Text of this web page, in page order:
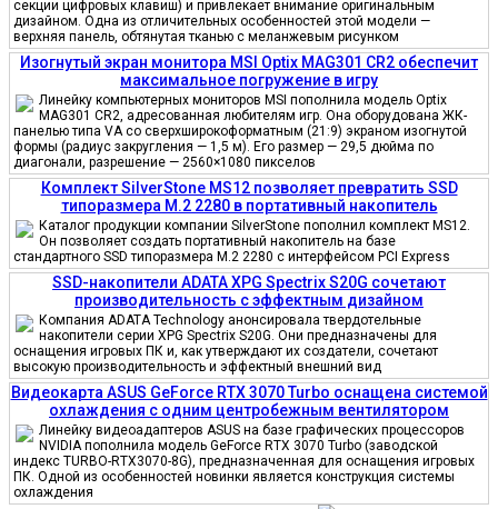
секции цифровых клавиш) и привлекает внимание оригинальным
дизайном. Одна из отличительных особенностей этой модели —
верхняя панель, обтянутая тканью с меланжевым рисунком
Изогнутый экран монитора MSI Optix MAG301 CR2 обеспечит
максимальное погружение в игру
Линейку компьютерных мониторов MSI пополнила модель Optix
MAG301 CR2, адресованная любителям игр. Она оборудована ЖК-
панелью типа VA со сверхширокоформатным (21:9) экраном изогнутой
формы (радиус закругления — 1,5 м). Его размер — 29,5 дюйма по
диагонали, разрешение — 2560×1080 пикселов
Комплект SilverStone MS12 позволяет превратить SSD
типоразмера M.2 2280 в портативный накопитель
Каталог продукции компании SilverStone пополнил комплект MS12.
Он позволяет создать портативный накопитель на базе
стандартного SSD типоразмера M.2 2280 с интерфейсом PCI Express
SSD-накопители ADATA XPG Spectrix S20G сочетают
производительность с эффектным дизайном
Компания ADATA Technology анонсировала твердотельные
накопители серии XPG Spectrix S20G. Они предназначены для
оснащения игровых ПК и, как утверждают их создатели, сочетают
высокую производительность и эффектный внешний вид
Видеокарта ASUS GeForce RTX 3070 Turbo оснащена системой
охлаждения с одним центробежным вентилятором
Линейку видеоадаптеров ASUS на базе графических процессоров
NVIDIA пополнила модель GeForce RTX 3070 Turbo (заводской
индекс TURBO-RTX3070-8G), предназначенная для оснащения игровых
ПК. Одной из особенностей новинки является конструкция системы
охлаждения